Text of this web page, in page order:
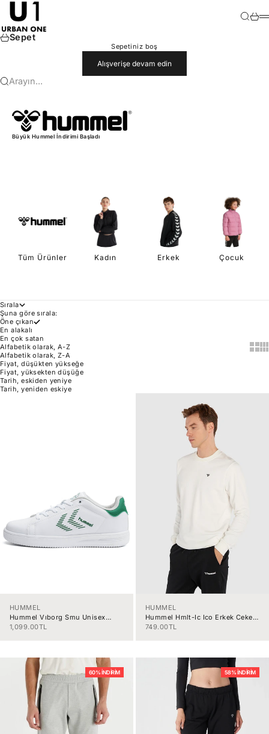
İçeriğe geç
AraSepet
Sepet
Sepetiniz boş
Alışverişe devam edin
Arayın...
Büyük Hummel İndirimi Başladı
Tüm Ürünler Kadın Erkek Çocuk
Sırala
Şuna göre sırala:
Öne çıkan
En alakalı
En çok satan
Alfabetik olarak, A-Z
Alfabetik olarak, Z-A
Fiyat, düşükten yükseğe
Fiyat, yüksekten düşüğe
Tarih, eskiden yeniye
Tarih, yeniden eskiye
HUMMEL
Hummel Vıborg Smu Unisex
Ayakkabı 212150-9057
İndirimli fiyat
1,099.00TL
HUMMEL
Hummel Hmlt-Ic Ico Erkek Ceket
921835-9003
İndirimli fiyat
749.00TL
60% İNDIRIM 58% İNDIRIM